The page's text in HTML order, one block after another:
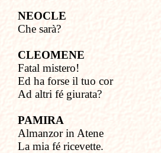
NEOCLE
Che sarà?
CLEOMENE
Fatal mistero!
Ed ha forse il tuo cor
Ad altri fé giurata?
PAMIRA
Almanzor in Atene
La mia fé ricevette.